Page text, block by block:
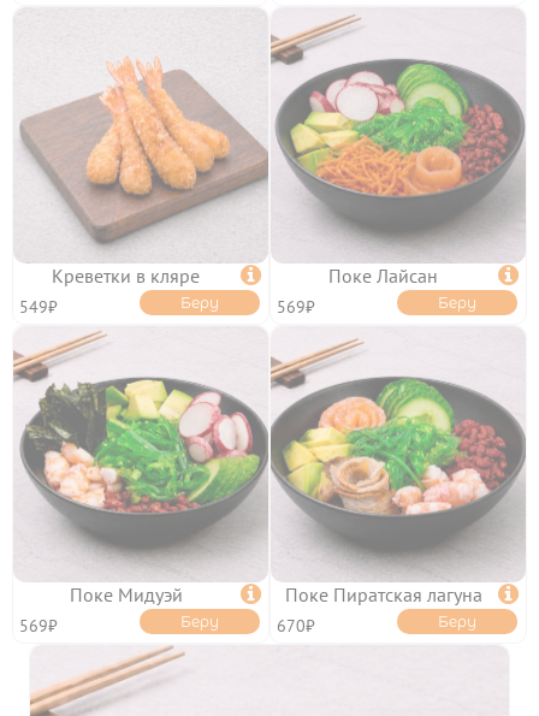
Креветки в кляре 
549₽ Беру
Поке Лайсан 
569₽ Беру
Поке Мидуэй 
569₽ Беру
Поке Пиратская лагуна 
670₽ Беру